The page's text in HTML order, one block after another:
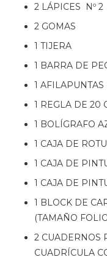
2 LÁPICES Nº 2
2 GOMAS
1 TIJERA
1 BARRA DE
1 AFILAPUNTAS
1 REGLA DE 20
1 BOLÍGRAFO
1 CAJA DE
1 CAJA DE
1 CAJA DE
1 BLOCK DE
(TAMAÑO
2 CUADERNOS
CUADRÍCULA